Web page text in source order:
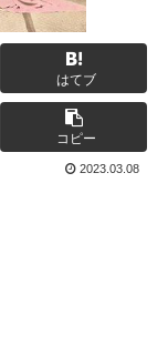
はてブ
コピー
2023.03.08